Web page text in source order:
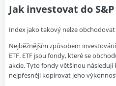
Jak investovat do S&P
Index jako takový nelze
Nejběžnějším způsobem
ETF. ETF jsou fondy, které se
akcie. Tyto fondy většinou následují
nejpřesněji kopírovat jeho